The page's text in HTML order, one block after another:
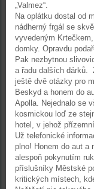
„Valmez“.
Na oplátku dostal od
nádherný frgál se
vyvedeným
domky. Opravdu
Pak nezbytnou
a řadu dalších dárků.
ještě dvě otázky pro
Beskyd a honem do
Apolla. Nejednalo se
kosmickou loď ze
hotel, v jehož
Už telefonické
plno! Honem do aut a
alespoň pokynutím
příslušníky Městské
kritických místech,